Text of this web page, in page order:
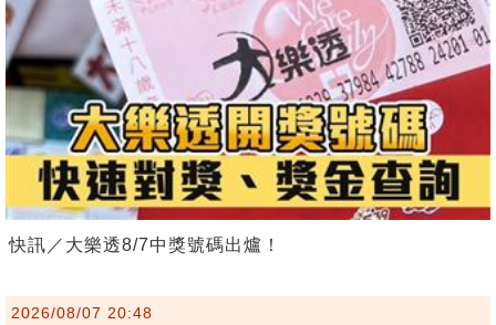
快訊／大樂透8/7中獎號碼出爐！
2026/08/07 20:48